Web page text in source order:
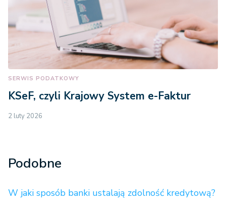
SERWIS PODATKOWY
KSeF, czyli Krajowy System e-Faktur
2 luty 2026
Podobne
W jaki sposób banki ustalają zdolność kredytową?